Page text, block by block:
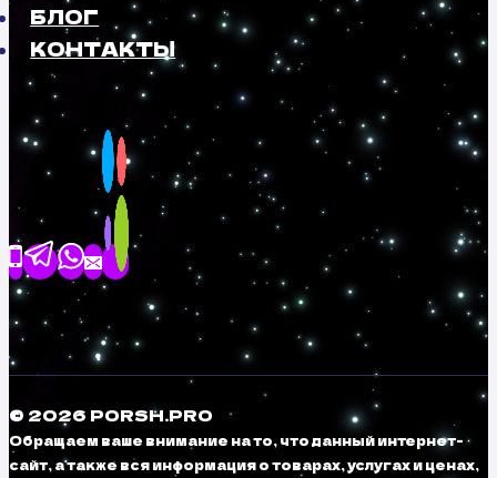
БЛОГ
КОНТАКТЫ
© 2026 PORSH.PRO
Обращаем ваше внимание на то, что данный интернет-
сайт, а также вся информация о товарах, услугах и ценах,